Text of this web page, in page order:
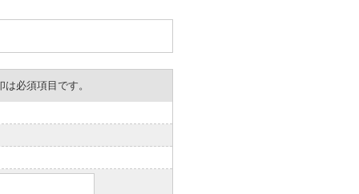
必須項目です。